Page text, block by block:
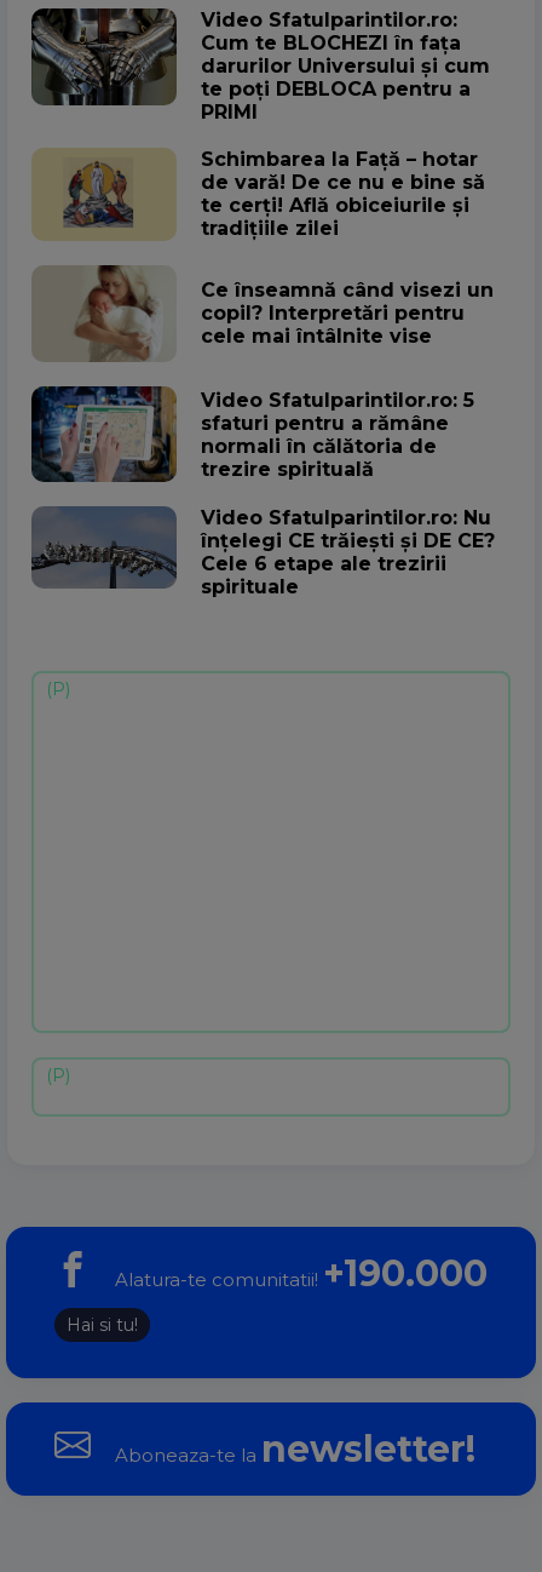
Video Sfatulparintilor.ro:
Cum te BLOCHEZI în fața
darurilor Universului și cum
te poți DEBLOCA pentru a
PRIMI
Schimbarea la Față – hotar
de vară! De ce nu e bine să
te cerți! Află obiceiurile și
tradițiile zilei
Ce înseamnă când visezi un
copil? Interpretări pentru
cele mai întâlnite vise
Video Sfatulparintilor.ro: 5
sfaturi pentru a rămâne
normali în călătoria de
trezire spirituală
Video Sfatulparintilor.ro: Nu
înțelegi CE trăiești și DE CE?
Cele 6 etape ale trezirii
spirituale
Alatura-te comunitatii! +190.000
Hai si tu!
Aboneaza-te la newsletter!